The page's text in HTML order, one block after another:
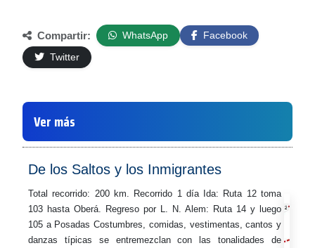
Compartir: WhatsApp
Facebook
Twitter
Ver más
De los Saltos y los Inmigrantes
Total recorrido: 200 km. Recorrido 1 día Ida: Ruta 12 toma
103 hasta Oberá. Regreso por L. N. Alem: Ruta 14 y luego
105 a Posadas Costumbres, comidas, vestimentas, cantos y
danzas típicas se entremezclan con las tonalidades de